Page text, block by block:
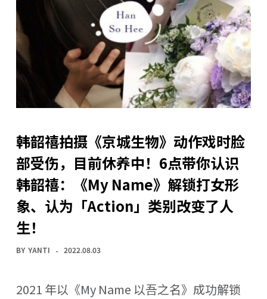
n
韩韶禧拍摄《京城生物》动作戏时脸
部受伤，目前休养中！6点带你认识
韩韶禧：《My Name》解锁打女形
象、认为「Action」类别改变了人
生！
BY YANTI 2022.08.03
2021 年以《My Name 以吾之名》成功解锁